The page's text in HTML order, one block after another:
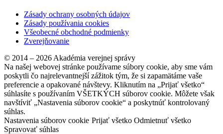
Zásady ochrany osobných údajov
Zásady používania cookies
Všeobecné obchodné podmienky
Zverejňovanie
© 2014 – 2026 Akadémia verejnej správy
Na našej webovej stránke používame súbory cookie, aby sme vám
poskytli čo najrelevantnejší zážitok tým, že si zapamätáme vaše
preferencie a opakované návštevy. Kliknutím na „Prijať všetko“
súhlasíte s používaním VŠETKÝCH súborov cookie. Môžete však
navštíviť „Nastavenia súborov cookie“ a poskytnúť kontrolovaný
súhlas.
Nastavenia súborov cookie Prijať všetko Odmietnuť všetko
Spravovať súhlas